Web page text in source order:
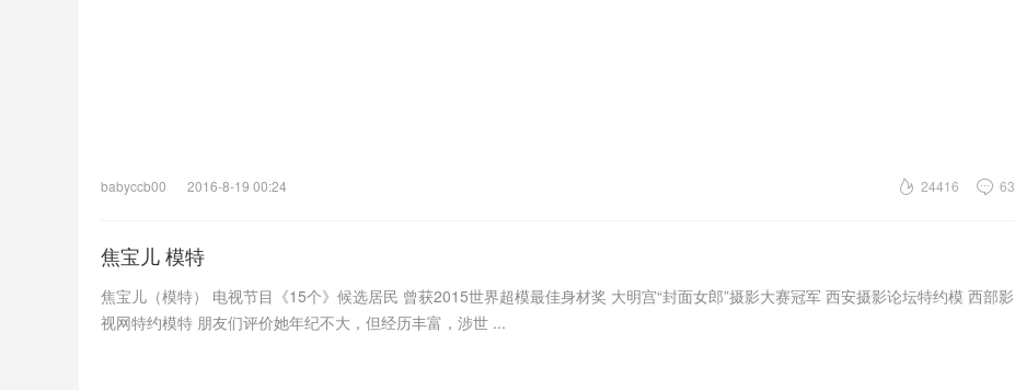
babyccb00 2016-8-19 00:24 24416 63
焦宝儿 模特
焦宝儿（模特） 电视节目《15个》候选居民 曾获2015世界超模最佳身材奖 大明宫“封面女郎”摄影大赛冠军 西安摄影论坛特约模 西部影
视网特约模特 朋友们评价她年纪不大，但经历丰富，涉世 ...